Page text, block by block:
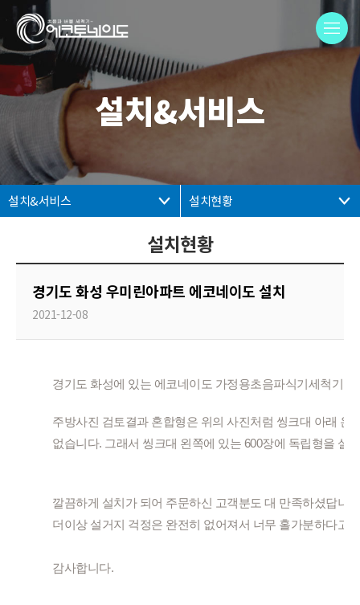
설치&서비스
설치&서비스 설치현황
설치현황
경기도 화성 우미린아파트 에코네이도 설치
2021-12-08
경기도 화성에 있는 에코네이도 가정용초음파식기세척기
주방사진 검토결과 혼합형은 위의 사진처럼 씽크대 아래 온
없습니다. 그래서 씽크대 왼쪽에 있는 600장에 독립형을 설
깔끔하게 설치가 되어 주문하신 고객분도 대 만족하셨답니
더이상 설거지 걱정은 완전히 없어져서 너무 홀가분하다고
감사합니다.